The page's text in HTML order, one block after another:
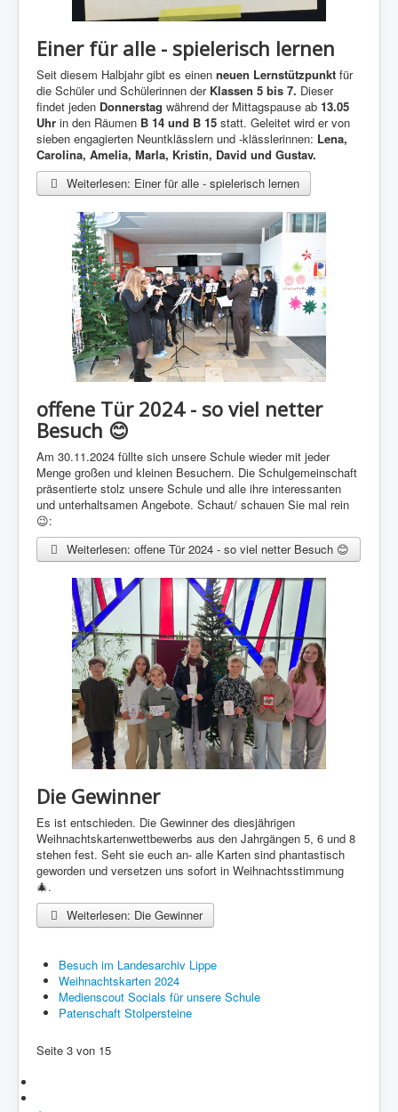
Einer für alle - spielerisch lernen
Seit diesem Halbjahr gibt es einen neuen Lernstützpunkt für
die Schüler und Schülerinnen der Klassen 5 bis 7. Dieser
findet jeden Donnerstag während der Mittagspause ab 13.05
Uhr in den Räumen B 14 und B 15 statt. Geleitet wird er von
sieben engagierten Neuntklässlern und -klässlerinnen: Lena,
Carolina, Amelia, Marla, Kristin, David und Gustav.
Weiterlesen: Einer für alle - spielerisch lernen
offene Tür 2024 - so viel netter
Besuch 😊
Am 30.11.2024 füllte sich unsere Schule wieder mit jeder
Menge großen und kleinen Besuchern. Die Schulgemeinschaft
präsentierte stolz unsere Schule und alle ihre interessanten
und unterhaltsamen Angebote. Schaut/ schauen Sie mal rein
😉:
Weiterlesen: offene Tür 2024 - so viel netter Besuch 😊
Die Gewinner
Es ist entschieden. Die Gewinner des diesjährigen
Weihnachtskartenwettbewerbs aus den Jahrgängen 5, 6 und 8
stehen fest. Seht sie euch an- alle Karten sind phantastisch
geworden und versetzen uns sofort in Weihnachtsstimmung
🎄.
Weiterlesen: Die Gewinner
Besuch im Landesarchiv Lippe
Weihnachtskarten 2024
Medienscout Socials für unsere Schule
Patenschaft Stolpersteine
Seite 3 von 15